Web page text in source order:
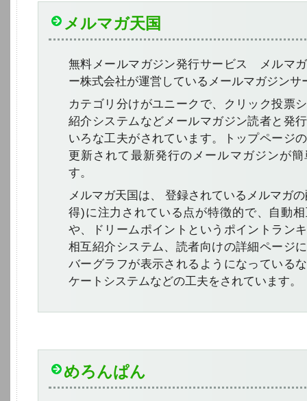
メルマガ天国
無料メールマガジン発行サービス メルマ
ー株式会社が運営しているメールマガジンサ
カテゴリ分けがユニークで、クリック投票
紹介システムなどメールマガジン読者と発
いろな工夫がされています。トップページ
更新されて最新発行のメールマガジンが
す。
メルマガ天国は、 登録されているメルマガ
得)に注力されている点が特徴的で、自動
や、ドリームポイントというポイントラン
相互紹介システム、読者向けの詳細ページ
バーグラフが表示されるようになっている
ケートシステムなどの工夫をされています。
めろんぱん